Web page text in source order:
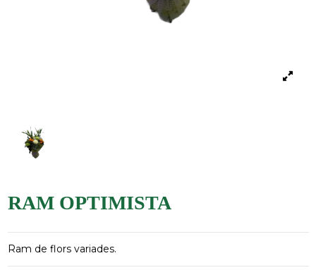
RAM OPTIMISTA
Ram de flors variades.